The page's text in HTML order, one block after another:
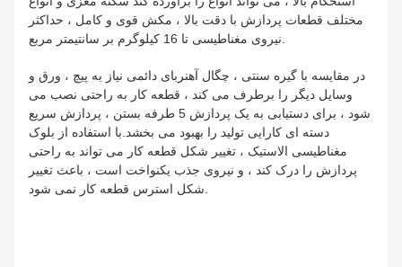
مختلف قطعات پردازش با دقت بالا ، مکش قوی و کامل ، حداکثر
در مقایسه با گیره سنتی ، چگال آهنربای دائمی نیاز به پیچ ، ورق و
وسایل دیگر را برطرف می کند ، قطعه کار به راحتی نصب می
شود ، برای دستیابی به یک پردازش 5 طرفه بستن ، پردازش سریع
دسته ای کارایی تولید را بهبود می بخشد.با استفاده از بلوک
مغناطیسی الاستیک ، تغییر شکل قطعه کار می تواند به راحتی
پردازش را درک کند ، و نیروی جذب یکنواخت است ، باعث تغییر